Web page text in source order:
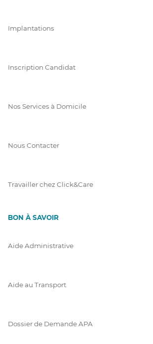
Implantations
Inscription Candidat
Nos Services à Domicile
Nous Contacter
Travailler chez Click&Care
BON À SAVOIR
Aide Administrative
Aide au Transport
Dossier de Demande APA